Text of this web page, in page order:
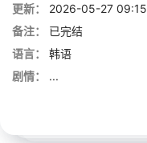
更新：
2026-05-27 09:15
备注：
已完结
语言：
韩语
剧情：
...